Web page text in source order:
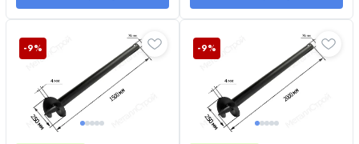
-9% -9%